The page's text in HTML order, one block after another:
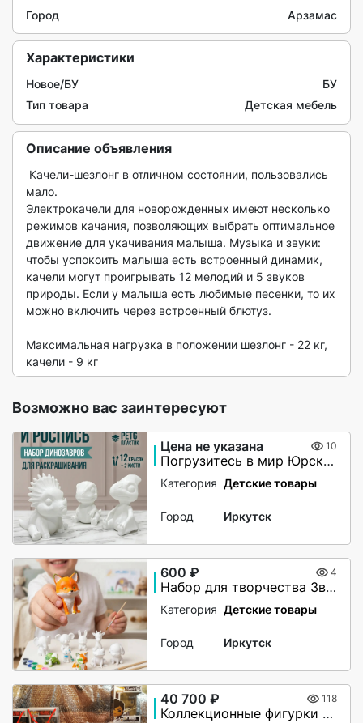
Город Арзамас
Характеристики
Новое/БУ
БУ
Тип товара
Детская мебель
Описание объявления
мало.
Электрокачели для новорожденных имеют несколько
режимов качания, позволяющих выбрать оптимальное
движение для укачивания малыша. Музыка и звуки:
чтобы успокоить малыша есть встроенный динамик,
качели могут проигрывать 12 мелодий и 5 звуков
природы. Если у малыша есть любимые песенки, то их
можно включить через встроенный блютуз.
Максимальная нагрузка в положении шезлонг - 22 кг,
качели - 9 кг
Возможно вас заинтересуют
Цена не указана 10
Погрузитесь в мир Юрского периода артикул 1279739166
Категория Детские товары
Город Иркутск
600 ₽ 4
Набор для творчества Зверята артикул 989629715
Категория Детские товары
Город Иркутск
40 700 ₽ 118
Коллекционные фигурки Funco Pop Rocks